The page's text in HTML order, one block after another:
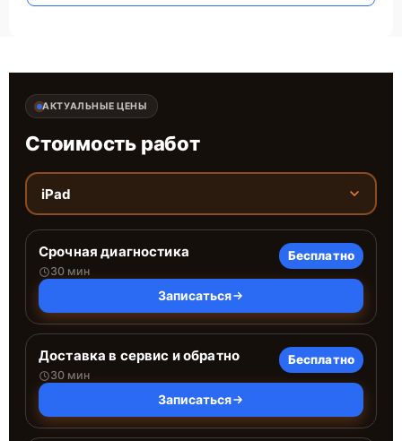
АКТУАЛЬНЫЕ ЦЕНЫ
Стоимость работ
iPad
Срочная диагностика
30 мин
Бесплатно
Записаться
Доставка в сервис и обратно
30 мин
Бесплатно
Записаться